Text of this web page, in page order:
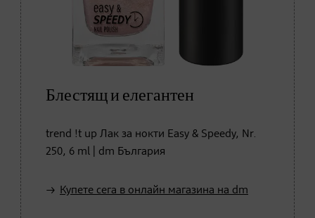
Блестящ и елегантен
trend !t up Лак за нокти Easy & Speedy, Nr.
250, 6 ml | dm България
Купете сега в онлайн магазина на dm